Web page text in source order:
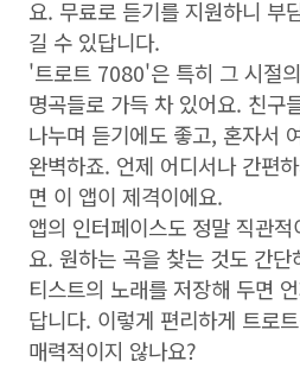
요. 무료로 듣기를 지원하니 부
길 수 있답니다.
'트로트 7080'은 특히 그 시절
명곡들로 가득 차 있어요. 친구
나누며 듣기에도 좋고, 혼자서
완벽하죠. 언제 어디서나 간편
면 이 앱이 제격이에요.
앱의 인터페이스도 정말 직관
요. 원하는 곡을 찾는 것도 간
티스트의 노래를 저장해 두면
답니다. 이렇게 편리하게 트로
매력적이지 않나요?